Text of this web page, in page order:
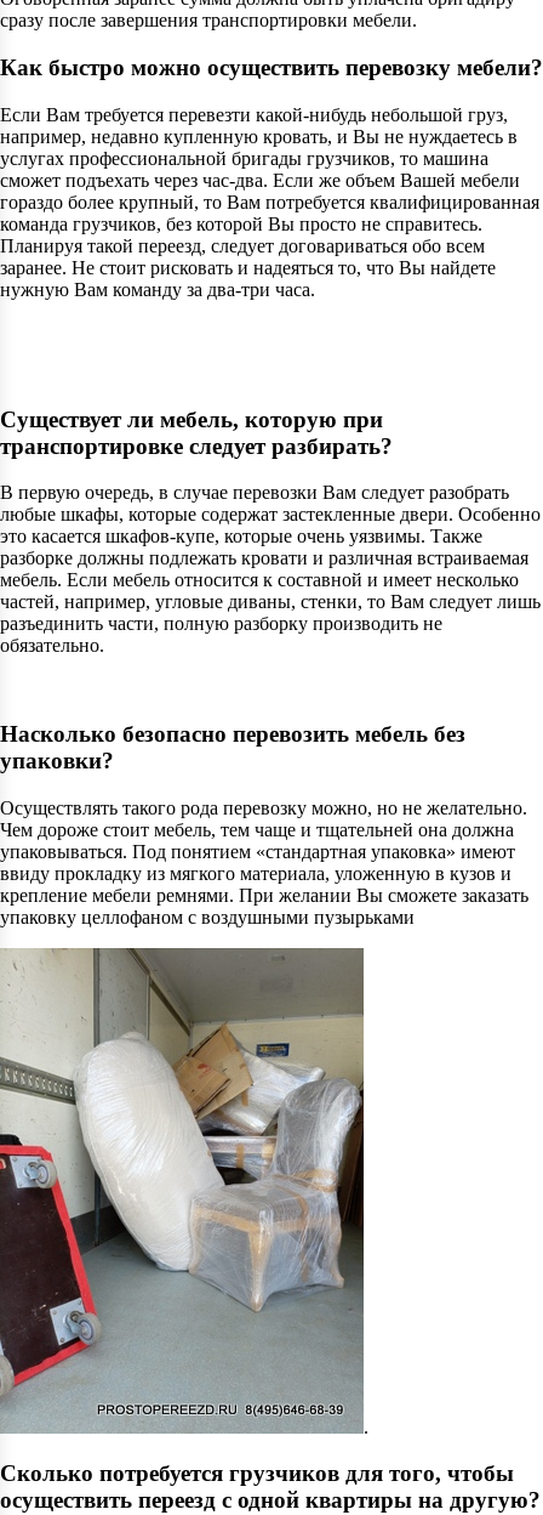
сразу после завершения транспортировки мебели.
Как быстро можно осуществить перевозку мебели?
Если Вам требуется перевезти какой-нибудь небольшой груз,
например, недавно купленную кровать, и Вы не нуждаетесь в
услугах профессиональной бригады грузчиков, то машина
сможет подъехать через час-два. Если же объем Вашей мебели
гораздо более крупный, то Вам потребуется квалифицированная
команда грузчиков, без которой Вы просто не справитесь.
Планируя такой переезд, следует договариваться обо всем
заранее. Не стоит рисковать и надеяться то, что Вы найдете
нужную Вам команду за два-три часа.
Существует ли мебель, которую при
транспортировке следует разбирать?
В первую очередь, в случае перевозки Вам следует разобрать
любые шкафы, которые содержат застекленные двери. Особенно
это касается шкафов-купе, которые очень уязвимы. Также
разборке должны подлежать кровати и различная встраиваемая
мебель. Если мебель относится к составной и имеет несколько
частей, например, угловые диваны, стенки, то Вам следует лишь
разъединить части, полную разборку производить не
обязательно.
Насколько безопасно перевозить мебель без
упаковки?
Осуществлять такого рода перевозку можно, но не желательно.
Чем дороже стоит мебель, тем чаще и тщательней она должна
упаковываться. Под понятием «стандартная упаковка» имеют
ввиду прокладку из мягкого материала, уложенную в кузов и
крепление мебели ремнями. При желании Вы сможете заказать
упаковку целлофаном с воздушными пузырьками
.
Сколько потребуется грузчиков для того, чтобы
осуществить переезд с одной квартиры на другую?